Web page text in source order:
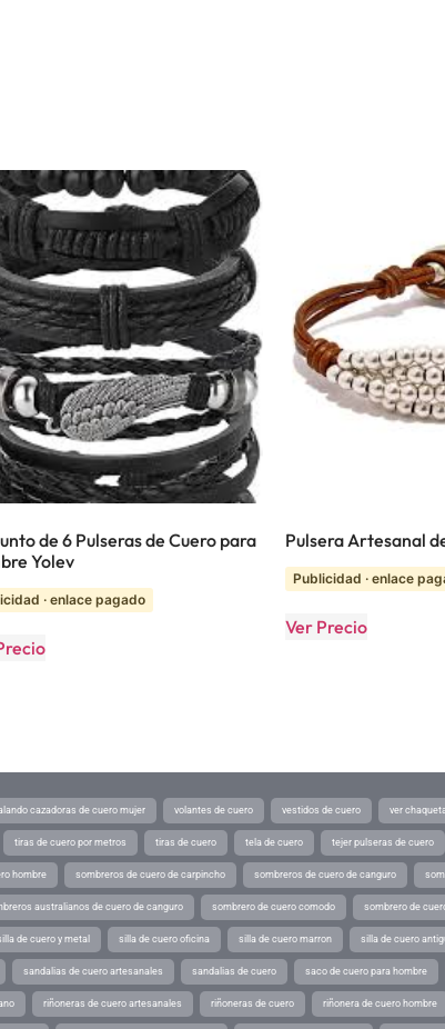
de 6 Pulseras de Cuero para
Yolev
· enlace pagado
Pulsera Artesanal
Publicidad · enlace
Ver Precio
cazadoras de cuero mujer volantes de cuero vestidos de cuero ver
tiras de cuero por metros tiras de cuero tela de cuero tejer pulseras de cuero
hombre sombreros de cuero de carpincho sombreros de cuero de canguro
australianos de cuero de canguro sombrero de cuero comodo sombrero de
de cuero y metal silla de cuero oficina silla de cuero marron silla de cuero
sandalias de cuero artesanales sandalias de cuero saco de cuero para hombre
riñoneras de cuero artesanales riñoneras de cuero riñonera de cuero hombre